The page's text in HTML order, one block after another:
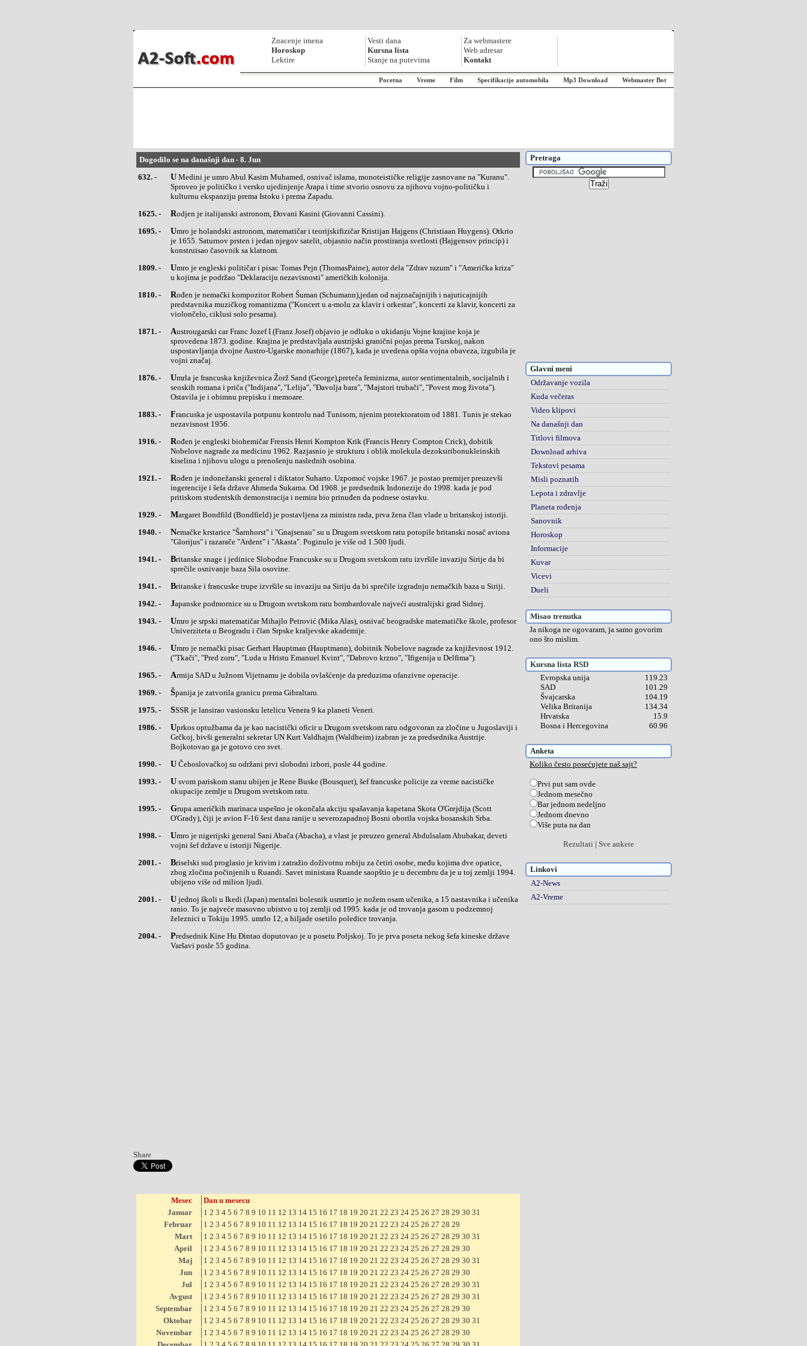
Znacenje imena
Horoskop
Lektire
Vesti dana
Kursna lista
Stanje na putevima
Za webmastere
Web adresar
Kontakt
Pocetna Vreme Film Specifikacije automobila Mp3 Download Webmaster Bot
Dogodilo se na današnji dan - 8. Jun
632. -
U Medini je umro Abul Kasim Muhamed, osnivač islama, monoteističke religije zasnovane na "Kuranu".
Sproveo je političko i versko ujedinjenje Arapa i time stvorio osnovu za njihovu vojno-političku i
kulturnu ekspanziju prema Istoku i prema Zapadu.
1625. -
Rodjen je italijanski astronom, Đovani Kasini (Giovanni Cassini).
1695. -
Umro je holandski astronom, matematičar i teorijskifizičar Kristijan Hajgens (Christiaan Huygens). Otkrio
je 1655. Saturnov prsten i jedan njegov satelit, objasnio način prostiranja svetlosti (Hajgensov princip) i
konstruisao časovnik sa klatnom.
1809. -
Umro je engleski političar i pisac Tomas Pejn (ThomasPaine), autor dela "Zdrav razum" i "Američka kriza"
u kojima je podržao "Deklaraciju nezavisnosti" američkih kolonija.
1810. -
Rođen je nemački kompozitor Robert Šuman (Schumann),jedan od najznačajnijih i najuticajnijih
predstavnika muzičkog romantizma ("Koncert u a-molu za klavir i orkestar", koncerti za klavir, koncerti za
violončelo, ciklusi solo pesama).
1871. -
Austrougarski car Franc Jozef I (Franz Josef) objavio je odluku o ukidanju Vojne krajine koja je
sprovedena 1873. godine. Krajina je predstavljala austrijski granični pojas prema Turskoj, nakon
uspostavljanja dvojne Austro-Ugarske monarhije (1867), kada je uvedena opšta vojna obaveza, izgubila je
vojni značaj.
1876. -
Umrla je francuska književnica Žorž Sand (George),preteča feminizma, autor sentimentalnih, socijalnih i
seoskih romana i priča ("Indijana", "Lelija", "Đavolja bara", "Majstori trubači", "Povest mog života").
Ostavila je i obimnu prepisku i memoare.
1883. -
Francuska je uspostavila potpunu kontrolu nad Tunisom, njenim protektoratom od 1881. Tunis je stekao
nezavisnost 1956.
1916. -
Rođen je engleski biohemičar Frensis Henri Kompton Krik (Francis Henry Compton Crick), dobitik
Nobelove nagrade za medicinu 1962. Razjasnio je strukturu i oblik molekula dezoksiribonukleinskih
kiselina i njihovu ulogu u prenošenju naslednih osobina.
1921. -
Rođen je indonežanski general i diktator Suharto. Uzpomoć vojske 1967. je postao premijer preuzevši
ingerencije i šefa države Ahmeda Sukarna. Od 1968. je predsednik Indonezije do 1998. kada je pod
pritiskom studentskih demonstracija i nemira bio prinuđen da podnese ostavku.
1929. -
Margaret Bondfild (Bondfield) je postavljena za ministra rada, prva žena član vlade u britanskoj istoriji.
1940. -
Nemačke krstarice "Šarnhorst" i "Gnajsenau" su u Drugom svetskom ratu potopile britanski nosač aviona
"Glorijus" i razarače "Ardent" i "Akasta". Poginulo je više od 1.500 ljudi.
1941. -
Britanske snage i jedinice Slobodne Francuske su u Drugom svetskom ratu izvršile invaziju Sirije da bi
sprečile osnivanje baza Sila osovine.
1941. -
Britanske i francuske trupe izvršile su invaziju na Siriju da bi sprečile izgradnju nemačkih baza u Siriji.
1942. -
Japanske podmornice su u Drugom svetskom ratu bombardovale najveći australijski grad Sidnej.
1943. -
Umro je srpski matematičar Mihajlo Petrović (Mika Alas), osnivač beogradske matematičke škole, profesor
Univerziteta u Beogradu i član Srpske kraljevske akademije.
1946. -
Umro je nemački pisac Gerhart Hauptman (Hauptmann), dobitnik Nobelove nagrade za književnost 1912.
("Tkači", "Pred zoru", "Luda u Hristu Emanuel Kvint", "Dabrovo krzno", "Ifigenija u Delfima").
1965. -
Armija SAD u Južnom Vijetnamu je dobila ovlašćenje da preduzima ofanzivne operacije.
1969. -
Španija je zatvorila granicu prema Gibraltaru.
1975. -
SSSR je lansirao vasionsku letelicu Venera 9 ka planeti Veneri.
1986. -
Uprkos optužbama da je kao nacistički oficir u Drugom svetskom ratu odgovoran za zločine u Jugoslaviji i
Grčkoj, bivši generalni sekretar UN Kurt Valdhajm (Waldheim) izabran je za predsednika Austrije.
Bojkotovao ga je gotovo ceo svet.
1990. -
U Čehoslovačkoj su održani prvi slobodni izbori, posle 44 godine.
1993. -
U svom pariskom stanu ubijen je Rene Buske (Bousquet), šef francuske policije za vreme nacističke
okupacije zemlje u Drugom svetskom ratu.
1995. -
Grupa američkih marinaca uspešno je okončala akciju spašavanja kapetana Skota O'Grejdija (Scott
O'Grady), čiji je avion F-16 šest dana ranije u severozapadnoj Bosni oborila vojska bosanskih Srba.
1998. -
Umro je nigerijski general Sani Abača (Abacha), a vlast je preuzeo general Abdulsalam Abubakar, deveti
vojni šef države u istoriji Nigerije.
2001. -
Briselski sud proglasio je krivim i zatražio doživotnu robiju za četiri osobe, među kojima dve opatice,
zbog zločina počinjenih u Ruandi. Savet ministara Ruande saopštio je u decembru da je u toj zemlji 1994.
ubijeno više od milion ljudi.
2001. -
U jednoj školi u Ikedi (Japan) mentalni bolesnik usmrtio je nožem osam učenika, a 15 nastavnika i učenika
ranio. To je najveće masovno ubistvo u toj zemlji od 1995. kada je od trovanja gasom u podzemnoj
železnici u Tokiju 1995. umrlo 12, a hiljade osetilo poledice trovanja.
2004. -
Predsednik Kine Hu Đintao doputovao je u posetu Poljskoj. To je prva poseta nekog šefa kineske države
Varšavi posle 55 godina.
Share
Mesec
Dan u mesecu
Januar
1 2 3 4 5 6 7 8 9 10 11 12 13 14 15 16 17 18 19 20 21 22 23 24 25 26 27 28 29 30 31
Februar
1 2 3 4 5 6 7 8 9 10 11 12 13 14 15 16 17 18 19 20 21 22 23 24 25 26 27 28 29
Mart
1 2 3 4 5 6 7 8 9 10 11 12 13 14 15 16 17 18 19 20 21 22 23 24 25 26 27 28 29 30 31
April
1 2 3 4 5 6 7 8 9 10 11 12 13 14 15 16 17 18 19 20 21 22 23 24 25 26 27 28 29 30
Maj
1 2 3 4 5 6 7 8 9 10 11 12 13 14 15 16 17 18 19 20 21 22 23 24 25 26 27 28 29 30 31
Jun
1 2 3 4 5 6 7 8 9 10 11 12 13 14 15 16 17 18 19 20 21 22 23 24 25 26 27 28 29 30
Jul
1 2 3 4 5 6 7 8 9 10 11 12 13 14 15 16 17 18 19 20 21 22 23 24 25 26 27 28 29 30 31
Avgust
1 2 3 4 5 6 7 8 9 10 11 12 13 14 15 16 17 18 19 20 21 22 23 24 25 26 27 28 29 30 31
Septembar
1 2 3 4 5 6 7 8 9 10 11 12 13 14 15 16 17 18 19 20 21 22 23 24 25 26 27 28 29 30
Oktobar
1 2 3 4 5 6 7 8 9 10 11 12 13 14 15 16 17 18 19 20 21 22 23 24 25 26 27 28 29 30 31
Novembar
1 2 3 4 5 6 7 8 9 10 11 12 13 14 15 16 17 18 19 20 21 22 23 24 25 26 27 28 29 30
Pretraga
Glavni meni
Održavanje vozila
Kuda večeras
Video klipovi
Na današnji dan
Titlovi filmova
Download arhiva
Tekstovi pesama
Misli poznatih
Lepota i zdravlje
Planeta rođenja
Sanovnik
Horoskop
Informacije
Kuvar
Vicevi
Dueli
Misao trenutka
Ja nikoga ne ogovaram, ja samo govorim
ono što mislim.
Kursna lista RSD
Evropska unija
119.23
SAD
101.29
Švajcarska
104.19
Velika Britanija
134.34
Hrvatska
15.9
Bosna i Hercegovina
60.96
Anketa
Koliko često posećujete naš sajt?
Prvi put sam ovde
Jednom mesečno
Bar jednom nedeljno
Jednom dnevno
Više puta na dan
Rezultati | Sve ankete
Linkovi
A2-News
A2-Vreme